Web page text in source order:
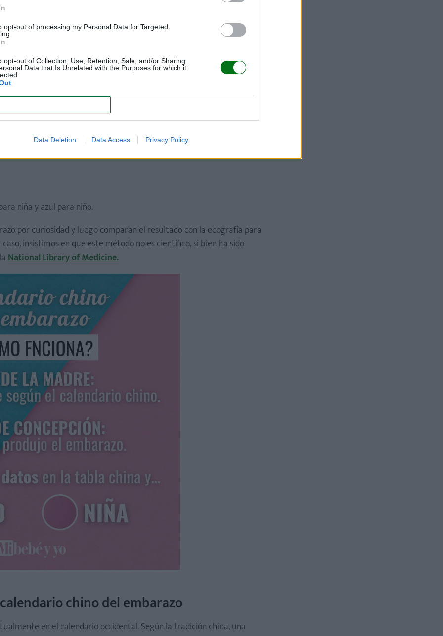
opt-out of processing my Personal Data for Targeted
opt-out of Collection, Use, Retention, Sale, and/or Sharing
Data that Is Unrelated with the Purposes for which it
Data Deletion Data Access Privacy Policy
paso a paso
sencillo. Solo tienes que seguir estos pasos:
niña y azul para niño.
por curiosidad y luego comparan el resultado con la ecografía para
insistimos en que este método no es científico, si bien ha sido
National Library of Medicine.
chino del embarazo
en el calendario occidental. Según la tradición china, una